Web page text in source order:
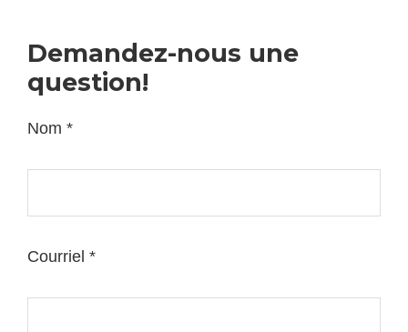
Demandez-nous une
question!
Nom *
Courriel *